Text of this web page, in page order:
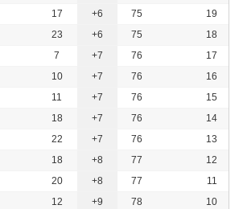
17 +6 75
19
23 +6 75
18
7 +7 76
17
10 +7 76
16
11 +7 76
15
18 +7 76
14
22 +7 76
13
18 +8 77
12
20 +8 77
11
12 +9 78
10